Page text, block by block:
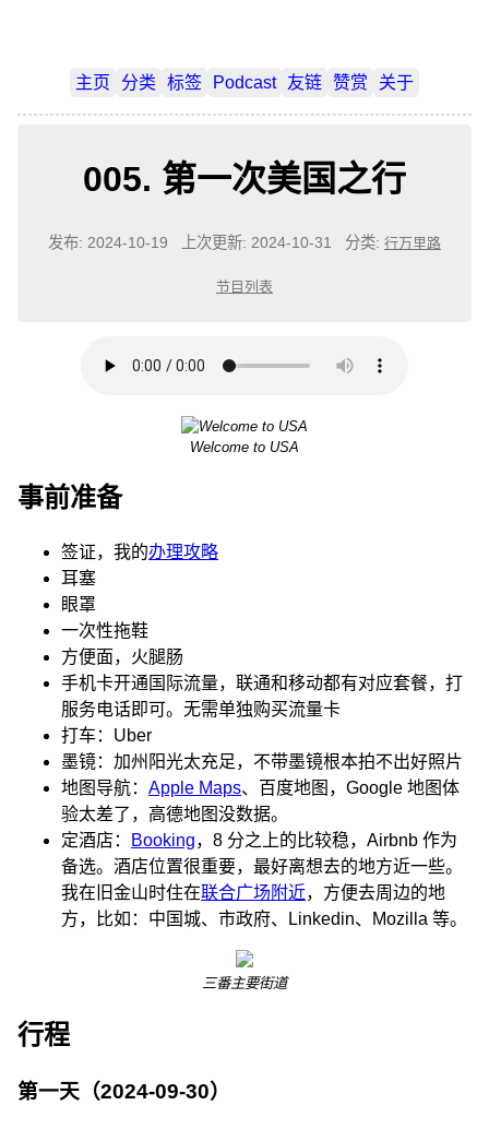
主页 分类 标签 Podcast 友链 赞赏 关于
005. 第一次美国之行
发布: 2024-10-19 上次更新: 2024-10-31 分类: 行万里路
节目列表
Welcome to USA
事前准备
签证，我的办理攻略
耳塞
眼罩
一次性拖鞋
方便面，火腿肠
手机卡开通国际流量，联通和移动都有对应套餐，打
服务电话即可。无需单独购买流量卡
打车：Uber
墨镜：加州阳光太充足，不带墨镜根本拍不出好照片
地图导航： Apple Maps、百度地图，Google 地图体
验太差了，高德地图没数据。
定酒店：
Booking，8 分之上的比较稳，Airbnb 作为
备选。酒店位置很重要，最好离想去的地方近一些。
我在旧金山时住在联合广场附近，方便去周边的地
方，比如：中国城、市政府、Linkedin、Mozilla 等。
三番主要街道
行程
第一天（2024-09-30）